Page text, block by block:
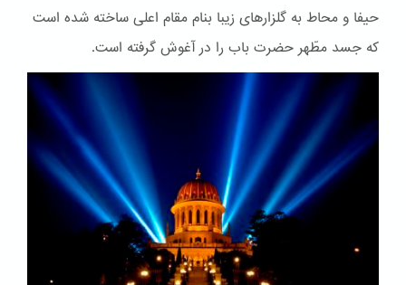
حیفا و محاط به گلزارهای زیبا بنام مقام اعلی ساخته شده است
که جسد مطّهر حضرت باب را در آغوش گرفته است.